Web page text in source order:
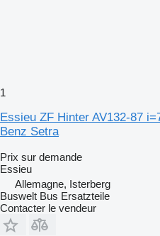
1
Essieu ZF Hinter AV132-87
Benz Setra
Prix sur demande
Essieu
Allemagne, Isterberg
Buswelt Bus Ersatzteile
Contacter le vendeur